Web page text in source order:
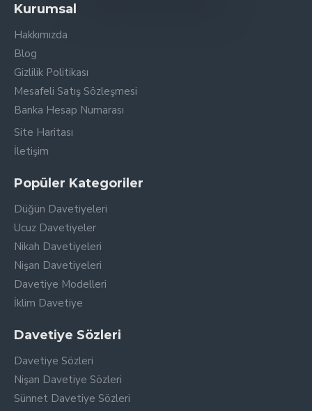
Kurumsal
Hakkımızda
Blog
Gizlilik Politikası
Mesafeli Satış Sözleşmesi
Banka Hesap Numarası
Site Haritası
İletişim
Popüler Kategoriler
Düğün Davetiyeleri
Ucuz Davetiyeler
Nikah Davetiyeleri
Nişan Davetiyeleri
Davetiye Modelleri
İklim Davetiye
Davetiye Sözleri
Davetiye Sözleri
Nişan Davetiye Sözleri
Sünnet Davetiye Sözleri